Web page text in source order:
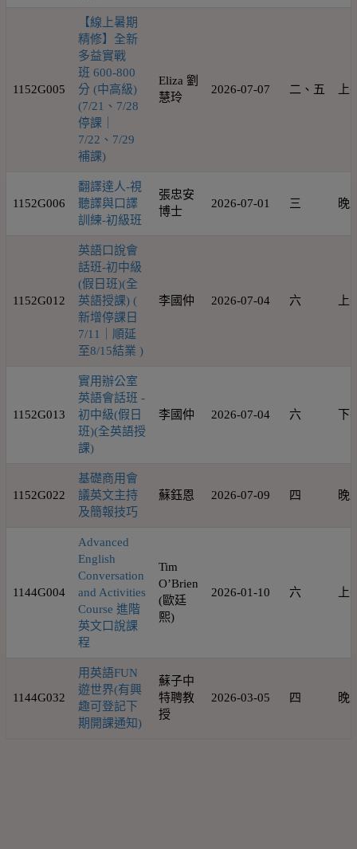
1152G005
【線上暑期
精修】全新
多益實戰
班 600-800
分 (中高級)
(7/21、7/28
停課｜
7/22、7/29
補課)
Eliza 劉
慧玲
2026-07-07 二、五 上
1152G006
翻譯達人-視
聽譯與口譯
訓練-初級班
張忠安
博士
2026-07-01 三 晚
1152G012
英語口說會
話班-初中級
(假日班)(全
英語授課) (
新增停課日
7/11｜順延
至8/15結業 )
李國仲 2026-07-04 六 上
1152G013
實用辦公室
英語會話班 -
初中級(假日
班)(全英語授
課)
李國仲 2026-07-04 六 下
1152G022
基礎商用會
議英文主持
及簡報技巧
蘇鈺恩 2026-07-09 四 晚
1144G004
Advanced
English
Conversation
and Activities
Course 進階
英文口說課
程
Tim
O’Brien
(歐廷
熙)
2026-01-10 六 上
1144G032
用英語FUN
遊世界(有興
趣可登記下
期開課通知)
蘇子中
特聘教
授
2026-03-05 四 晚